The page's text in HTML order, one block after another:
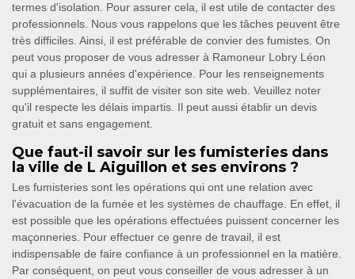
termes d'isolation. Pour assurer cela, il est utile de contacter des
professionnels. Nous vous rappelons que les tâches peuvent être
très difficiles. Ainsi, il est préférable de convier des fumistes. On
peut vous proposer de vous adresser à Ramoneur Lobry Léon
qui a plusieurs années d'expérience. Pour les renseignements
supplémentaires, il suffit de visiter son site web. Veuillez noter
qu'il respecte les délais impartis. Il peut aussi établir un devis
gratuit et sans engagement.
Que faut-il savoir sur les fumisteries dans
la ville de L Aiguillon et ses environs ?
Les fumisteries sont les opérations qui ont une relation avec
l'évacuation de la fumée et les systèmes de chauffage. En effet, il
est possible que les opérations effectuées puissent concerner les
maçonneries. Pour effectuer ce genre de travail, il est
indispensable de faire confiance à un professionnel en la matière.
Par conséquent, on peut vous conseiller de vous adresser à un